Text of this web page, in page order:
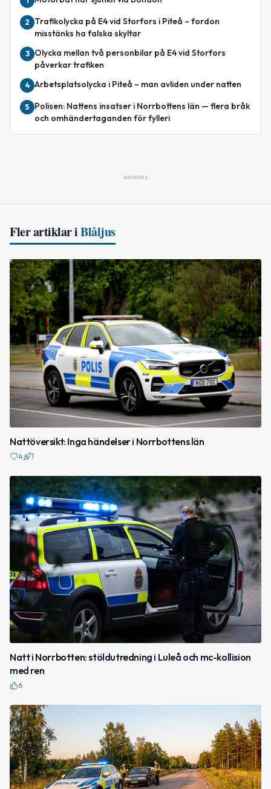
2
Trafikolycka på E4 vid Storfors i Piteå – fordon
misstänks ha falska skyltar
3
Olycka mellan två personbilar på E4 vid Storfors
påverkar trafiken
4 Arbetsplatsolycka i Piteå – man avliden under natten
5
Polisen: Nattens insatser i Norrbottens län — flera bråk
och omhändertaganden för fylleri
ANNONS
Fler artiklar iBlåljus
Nattöversikt: Inga händelser i Norrbottens län
4 1
Natt i Norrbotten: stöldutredning i Luleå och mc-kollision
med ren
6